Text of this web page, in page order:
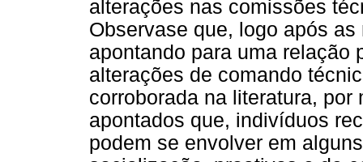
alterações nas comissões
Observase que, logo após
apontando para uma relação
alterações de comando
corroborada na literatura,
apontados que, indivíduos
podem se envolver em